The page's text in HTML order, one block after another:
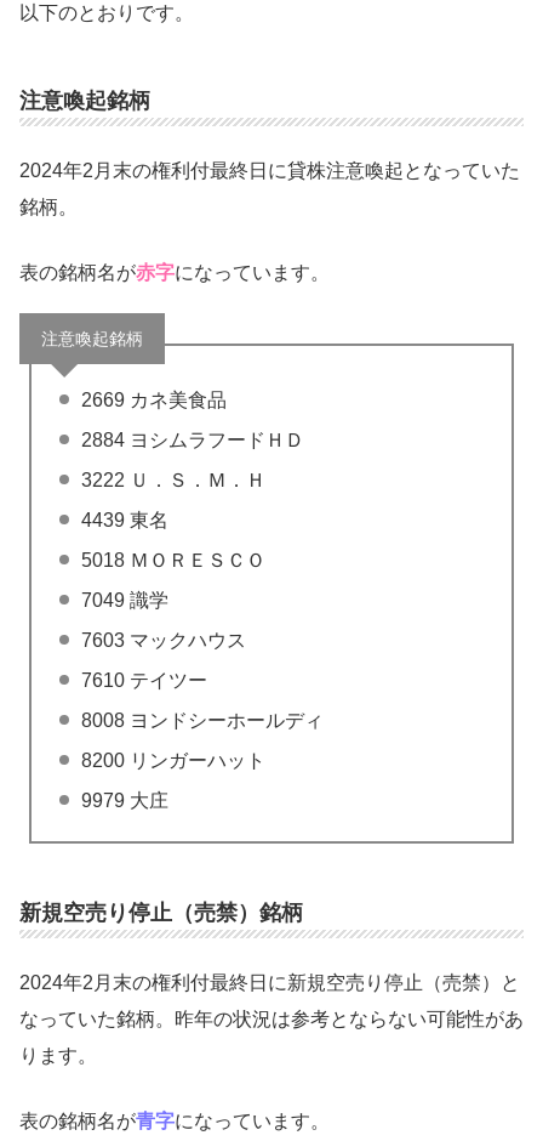
以下のとおりです。
注意喚起銘柄
2024年2月末の権利付最終日に貸株注意喚起となっていた
銘柄。
表の銘柄名が赤字になっています。
注意喚起銘柄
2669 カネ美食品
2884 ヨシムラフードＨＤ
3222 Ｕ．Ｓ．Ｍ．Ｈ
4439 東名
5018 ＭＯＲＥＳＣＯ
7049 識学
7603 マックハウス
7610 テイツー
8008 ヨンドシーホールディ
8200 リンガーハット
9979 大庄
新規空売り停止（売禁）銘柄
2024年2月末の権利付最終日に新規空売り停止（売禁）と
なっていた銘柄。昨年の状況は参考とならない可能性があ
ります。
表の銘柄名が青字になっています。